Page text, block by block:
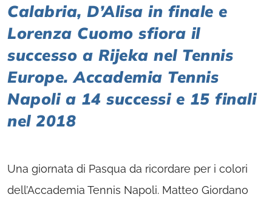
Calabria, D’Alisa in finale e
Lorenza Cuomo sfiora il
successo a Rijeka nel Tennis
Europe. Accademia Tennis
Napoli a 14 successi e 15 finali
nel 2018
Una giornata di Pasqua da ricordare per i colori
dell’Accademia Tennis Napoli. Matteo Giordano